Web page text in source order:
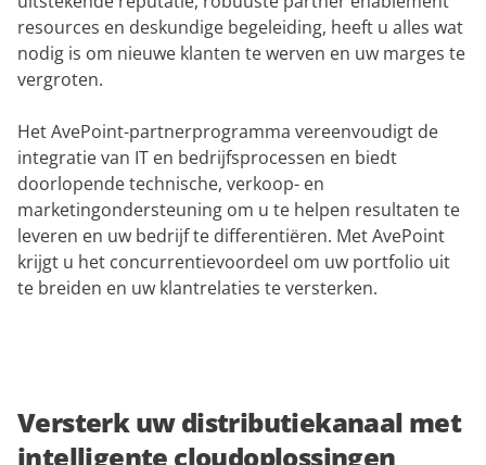
resources en deskundige begeleiding, heeft u alles wat
nodig is om nieuwe klanten te werven en uw marges te
vergroten.
Het AvePoint-partnerprogramma vereenvoudigt de
integratie van IT en bedrijfsprocessen en biedt
doorlopende technische, verkoop- en
marketingondersteuning om u te helpen resultaten te
leveren en uw bedrijf te differentiëren. Met AvePoint
krijgt u het concurrentievoordeel om uw portfolio uit
te breiden en uw klantrelaties te versterken.
Versterk uw distributiekanaal met
intelligente cloudoplossingen